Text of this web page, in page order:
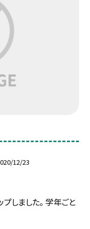
12/23
しました。 学年ごと